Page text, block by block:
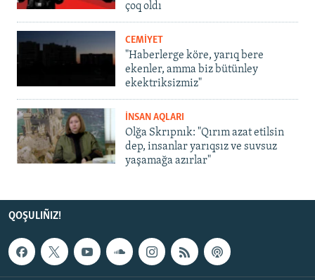
çoq oldı
CEMİYET
"Haberlerge köre, yarıq bere
ekenler, amma biz bütünley
ekektriksizmiz"
İNSAN AQLARI
Olğa Skrıpnık: "Qırım azat etilsin
dep, insanlar yarıqsız ve suvsuz
yaşamağa azırlar"
QOŞULIÑIZ!